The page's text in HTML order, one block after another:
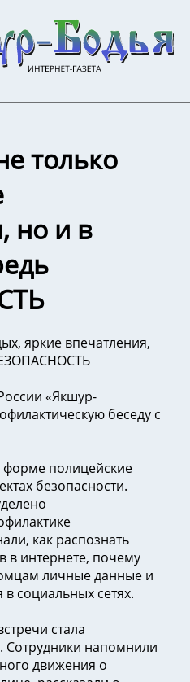
только
но и в
яркие впечатления,
«Якшур-
беседу с
форме полицейские
безопасности.
как распознать
в интернете, почему
личные данные и
в социальных сетях.
стала
Сотрудники напомнили
движения о